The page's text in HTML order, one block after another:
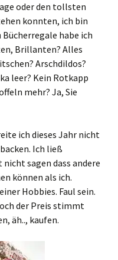
oder den tollsten
konnten, ich bin
habe ich
Brillanten? Alles
Arschdildos?
leer? Kein Rotkapp
mehr? Ja, Sie
ich dieses Jahr nicht
Ich ließ
sagen dass andere
können als ich.
Hobbies. Faul sein.
der Preis stimmt
äh.., kaufen.